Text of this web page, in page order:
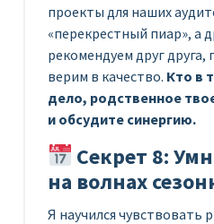
проекты для наших
«перекрестный пиар», а
рекомендуем друг друга,
верим в качество. Кто в
дело, родственное
и обсудите синергию.
Секрет 8:
на волнах
Я научился чувствовать